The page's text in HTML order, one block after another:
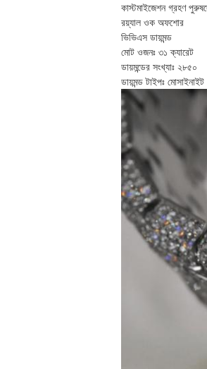
কাস্টমাইজেশন গ্রহণ
রয়্যাল ওক অফশোর
ভিভিএস ডায়মন্ড
মোট ওজনঃ ৩১ ক্যারেট
ডায়মন্ডের সংখ্যাঃ ২৮৫০
ডায়মন্ড টাইপঃ মোসাইনাইট